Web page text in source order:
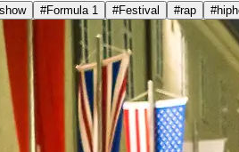
show #Formula 1 #Festival #rap #